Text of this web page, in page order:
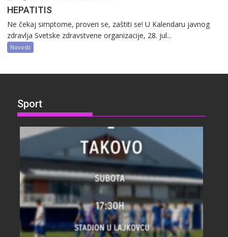
HEPATITIS
Ne čekaj simptome, proveri se, zaštiti se! U Kalendaru javnog
zdravlja Svetske zdravstvene organizacije, 28. jul...
Novosti
Sport